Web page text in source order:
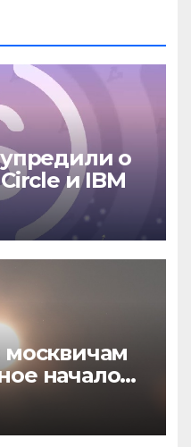
о
и IBM
начало